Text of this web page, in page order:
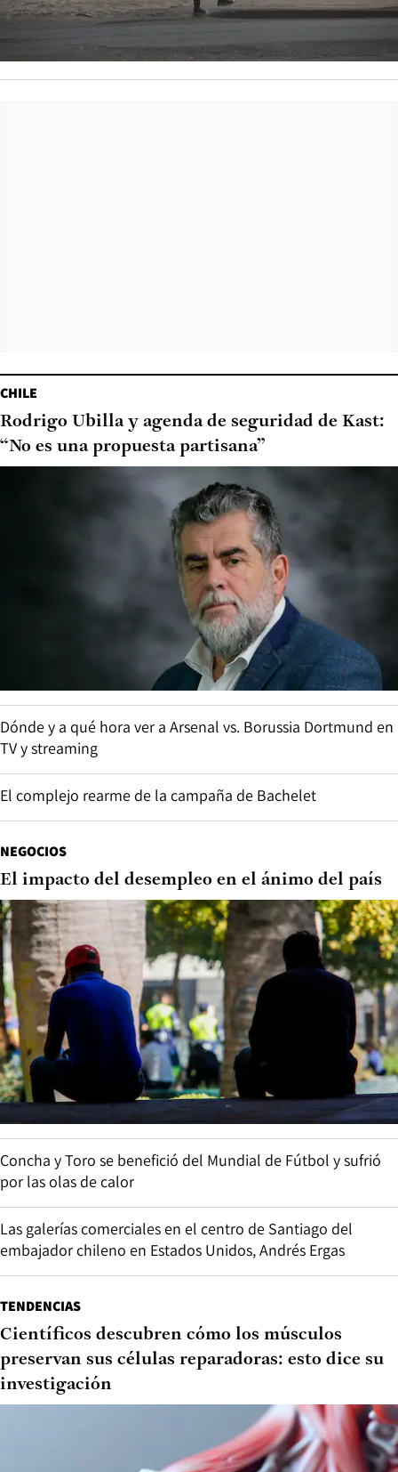
CHILE
Rodrigo Ubilla y agenda de seguridad de Kast:
“No es una propuesta partisana”
Dónde y a qué hora ver a Arsenal vs. Borussia Dortmund en
TV y streaming
El complejo rearme de la campaña de Bachelet
NEGOCIOS
El impacto del desempleo en el ánimo del país
Concha y Toro se benefició del Mundial de Fútbol y sufrió
por las olas de calor
Las galerías comerciales en el centro de Santiago del
embajador chileno en Estados Unidos, Andrés Ergas
TENDENCIAS
Científicos descubren cómo los músculos
preservan sus células reparadoras: esto dice su
investigación